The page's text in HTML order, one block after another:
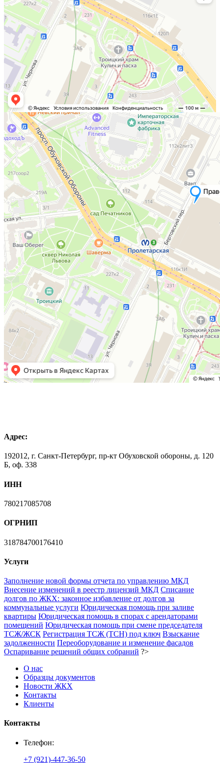
Адрес:
192012, г. Санкт-Петербург, пр-кт Обуховской обороны, д. 120
Б, оф. 338
ИНН
780217085708
ОГРНИП
318784700176410
Услуги
Заполнение новой формы отчета по управлению МКД
Внесение изменений в реестр лицензий МКД Списание
долгов по ЖКХ: законное избавление от долгов за
коммунальные услуги Юридическая помощь при заливе
квартиры Юридическая помощь в спорах с арендаторами
помещений Юридическая помощь при смене председателя
ТСЖ/ЖСК Регистрация ТСЖ (ТСН) под ключ Взыскание
задолженности Переоборудование и изменение фасадов
Оспаривание решений общих собраний ?>
О нас
Образцы документов
Новости ЖКХ
Контакты
Клиенты
Контакты
Телефон:
+7 (921)-447-36-50